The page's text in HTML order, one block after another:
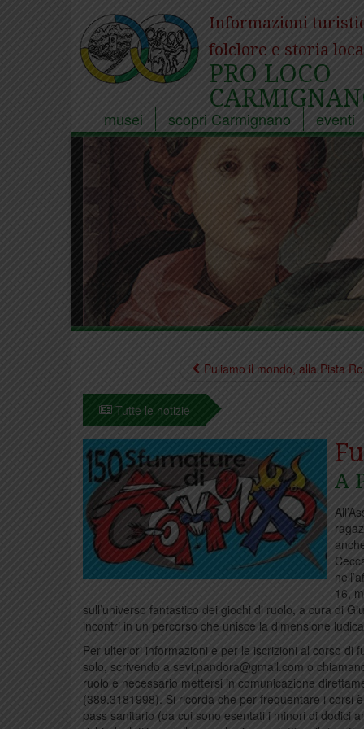
Informazioni
folclore e storia
PRO LOCO
musei scopri Carmignano eventi
Puliamo il mondo, alla Pista
Tutte le notizie
A
16,
sull’universo fantastico dei giochi di ruolo, a cura di
incontri in un percorso che unisce la dimensione
Per ulteriori informazioni e per le iscrizioni al corso di
solo, scrivendo a sevi.pandora@gmail.com o
ruolo è necessario mettersi in comunicazione
(389.3181998). Si ricorda che per frequentare i corsi
pass sanitario (da cui sono esentati i minori di dodici